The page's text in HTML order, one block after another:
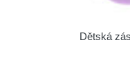
Dětská